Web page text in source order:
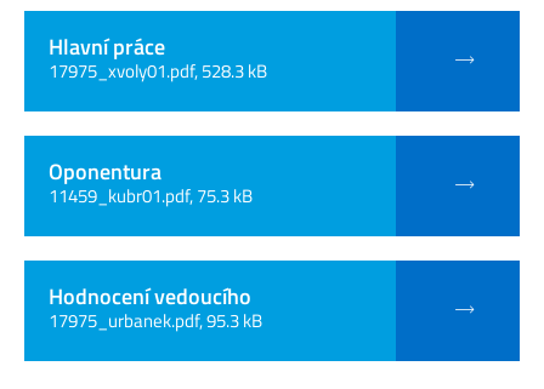
Hlavní práce
17975_xvoly01.pdf, 528.3 kB
Oponentura
11459_kubr01.pdf, 75.3 kB
Hodnocení vedoucího
17975_urbanek.pdf, 95.3 kB